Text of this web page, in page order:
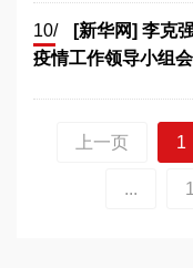
10/
[新华网] 李克
疫情工作领导小组
上一页 1
...